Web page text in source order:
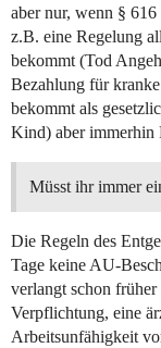
aber nur, wenn §
z.B. eine Regelung
bekommt (Tod
Bezahlung für
bekommt als
Kind) aber immerhin
Müsst ihr immer
Die Regeln des
Tage keine AU-
verlangt schon
Verpflichtung, eine
Arbeitsunfähigkeit